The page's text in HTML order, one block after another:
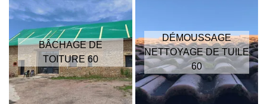
BÂCHAGE DE
TOITURE 60
DÉMOUSSAGE
NETTOYAGE DE TUILE
60